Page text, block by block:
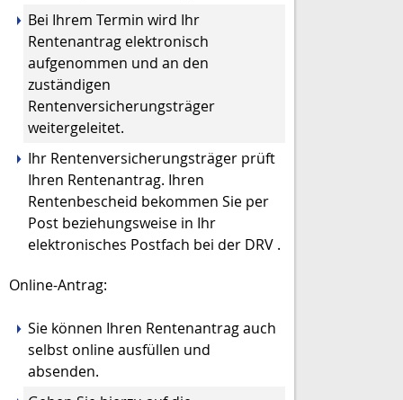
Bei Ihrem Termin wird Ihr
Rentenantrag elektronisch
aufgenommen und an den
zuständigen
Rentenversicherungsträger
weitergeleitet.
Ihr Rentenversicherungsträger prüft
Ihren Rentenantrag. Ihren
Rentenbescheid bekommen Sie per
Post beziehungsweise in Ihr
elektronisches Postfach bei der DRV .
Online-Antrag:
Sie können Ihren Rentenantrag auch
selbst online ausfüllen und
absenden.